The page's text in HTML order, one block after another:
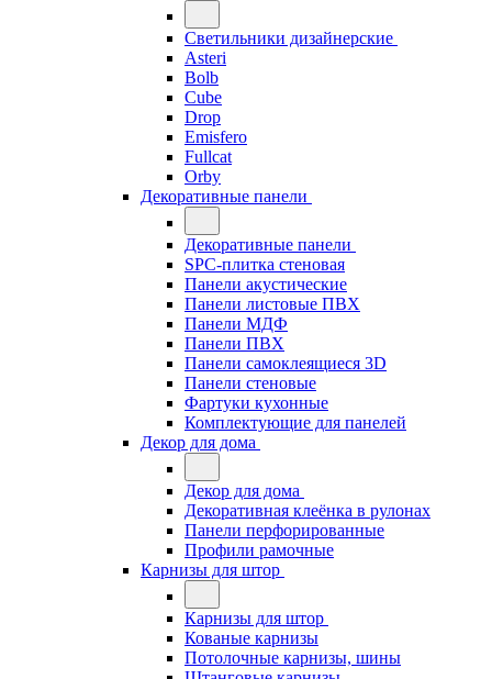
Светильники дизайнерские
Asteri
Bolb
Cube
Drop
Emisfero
Fullcat
Orby
Декоративные панели
Декоративные панели
SPC-плитка стеновая
Панели акустические
Панели листовые ПВХ
Панели МДФ
Панели ПВХ
Панели самоклеящиеся 3D
Панели стеновые
Фартуки кухонные
Комплектующие для панелей
Декор для дома
Декор для дома
Декоративная клеёнка в рулонах
Панели перфорированные
Профили рамочные
Карнизы для штор
Карнизы для штор
Кованые карнизы
Потолочные карнизы, шины